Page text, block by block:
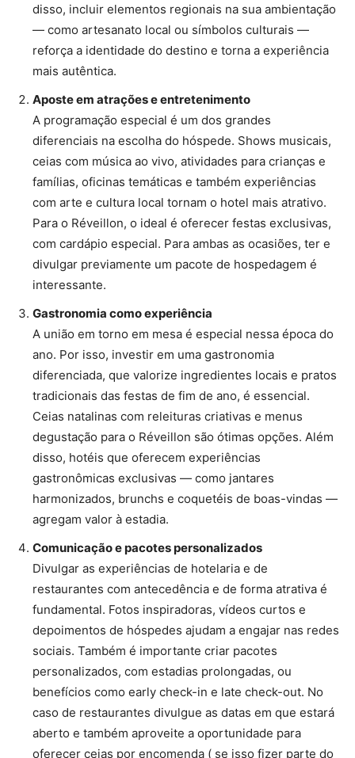
disso, incluir elementos regionais na sua ambientação
— como artesanato local ou símbolos culturais —
reforça a identidade do destino e torna a experiência
mais autêntica.
Aposte em atrações e entretenimento
A programação especial é um dos grandes
diferenciais na escolha do hóspede. Shows musicais,
ceias com música ao vivo, atividades para crianças e
famílias, oficinas temáticas e também experiências
com arte e cultura local tornam o hotel mais atrativo.
Para o Réveillon, o ideal é oferecer festas exclusivas,
com cardápio especial. Para ambas as ocasiões, ter e
divulgar previamente um pacote de hospedagem é
interessante.
Gastronomia como experiência
A união em torno em mesa é especial nessa época do
ano. Por isso, investir em uma gastronomia
diferenciada, que valorize ingredientes locais e pratos
tradicionais das festas de fim de ano, é essencial.
Ceias natalinas com releituras criativas e menus
degustação para o Réveillon são ótimas opções. Além
disso, hotéis que oferecem experiências
gastronômicas exclusivas — como jantares
harmonizados, brunchs e coquetéis de boas-vindas —
agregam valor à estadia.
Comunicação e pacotes personalizados
Divulgar as experiências de hotelaria e de
restaurantes com antecedência e de forma atrativa é
fundamental. Fotos inspiradoras, vídeos curtos e
depoimentos de hóspedes ajudam a engajar nas redes
sociais. Também é importante criar pacotes
personalizados, com estadias prolongadas, ou
benefícios como early check-in e late check-out. No
caso de restaurantes divulgue as datas em que estará
aberto e também aproveite a oportunidade para
oferecer ceias por encomenda ( se isso fizer parte do